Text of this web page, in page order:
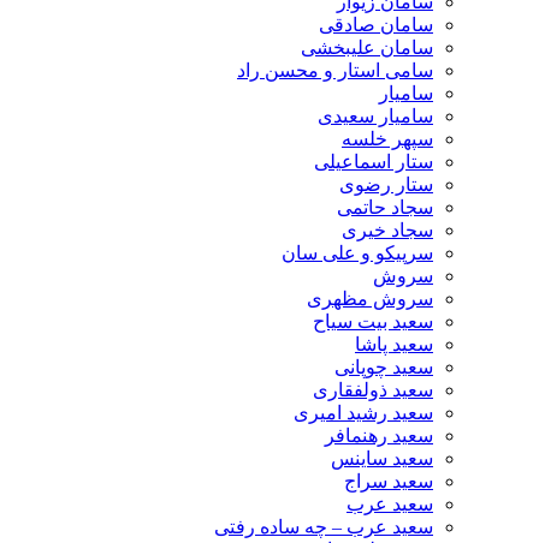
سامان صادقی
سامان علیبخشی
سامی استار و محسن راد
سامیار
سامیار سعیدی
سپهر خلسه
ستار اسماعیلی
ستار رضوی
سجاد حاتمی
سجاد خیری
سرپیکو و علی سان
سروش
سروش مظهری
سعید بیت سیاح
سعید پاشا
سعید چوپانی
سعید ذولفقاری
سعید رشید امیری
سعید رهنمافر
سعید ساینس
سعید سراج
سعید عرب
سعید عرب – چه ساده رفتی